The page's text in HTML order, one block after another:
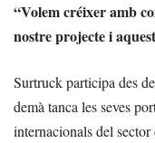
“Volem créixer amb
nostre projecte i
Surtruck participa des
demà tanca les seves
internacionals del